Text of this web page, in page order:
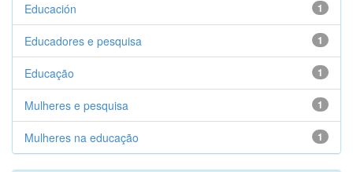
1
Educación
1
Educadores e pesquisa
1
Educação
1
Mulheres e pesquisa
1
Mulheres na educação